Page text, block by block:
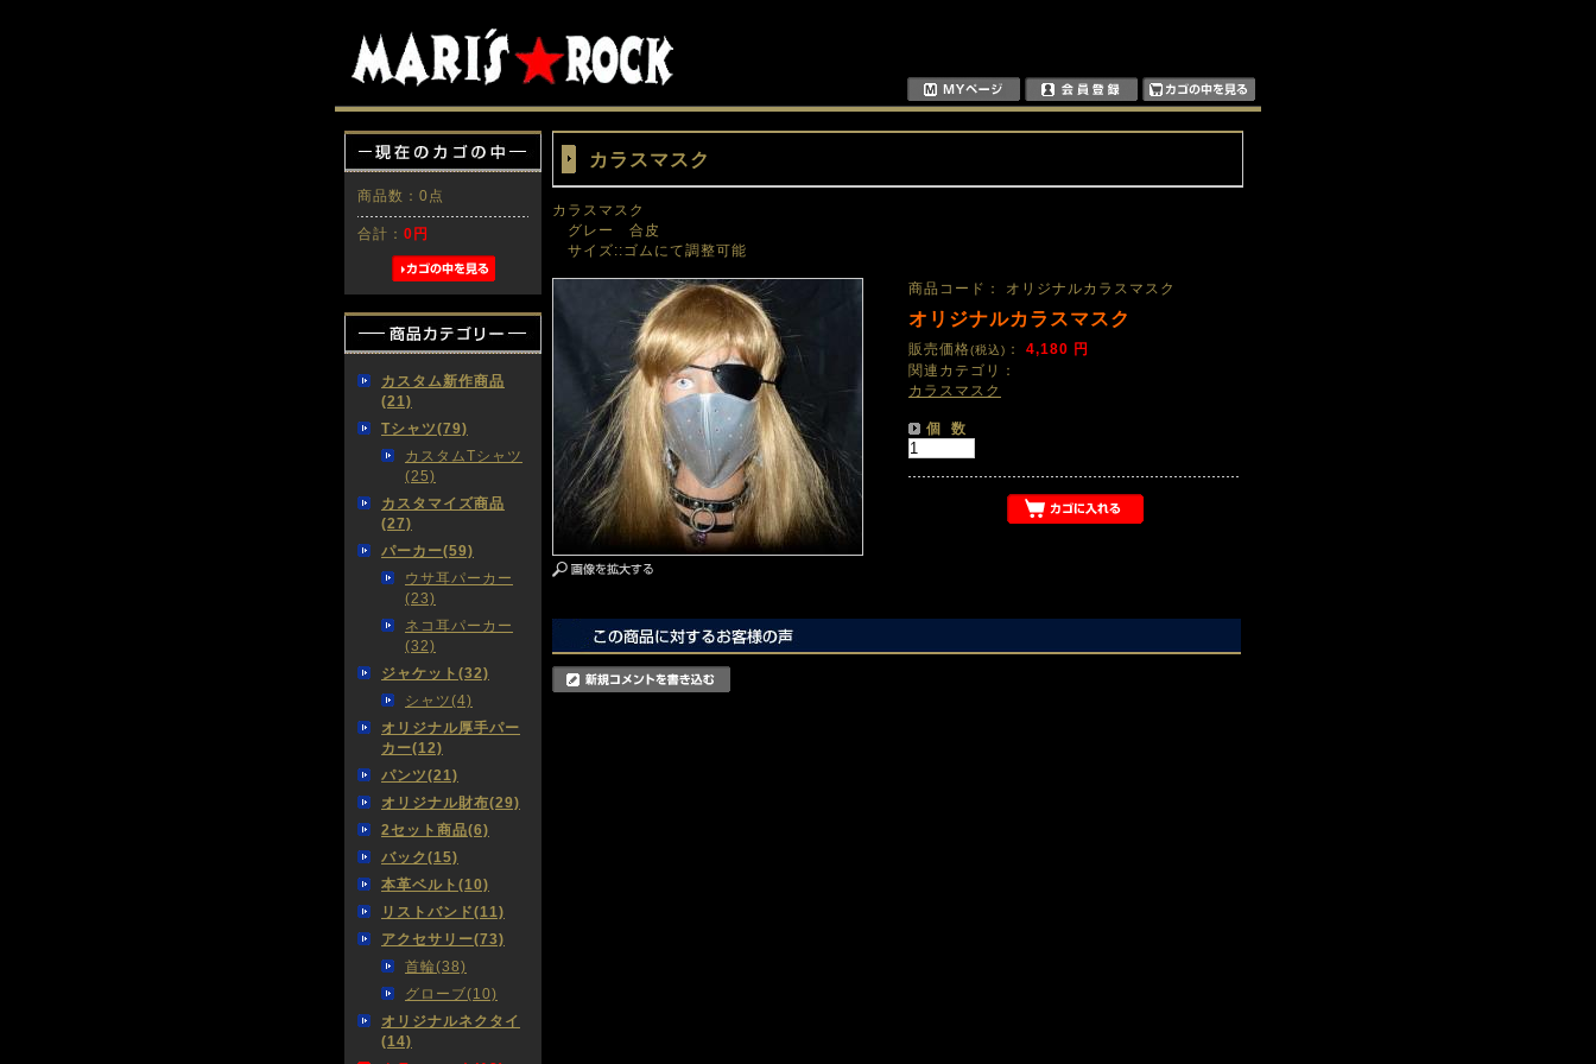
商品数：0点
合計： 0円
カスタム新作商品
(21)
Tシャツ(79)
カスタムTシャツ
(25)
カスタマイズ商品
(27)
パーカー(59)
ウサ耳パーカー
(23)
ネコ耳パーカー
(32)
ジャケット(32)
シャツ(4)
オリジナル厚手パー
カー(12)
パンツ(21)
オリジナル財布(29)
2セット商品(6)
バック(15)
本革ベルト(10)
リストバンド(11)
アクセサリー(73)
首輪(38)
グローブ(10)
オリジナルネクタイ
(14)
カラスマスク
カラスマスク
グレー 合皮
サイズ::ゴムにて調整可能
商品コード： オリジナルカラスマスク
オリジナルカラスマスク
販売価格(税込) ： 4,180 円
関連カテゴリ：
カラスマスク
個 数